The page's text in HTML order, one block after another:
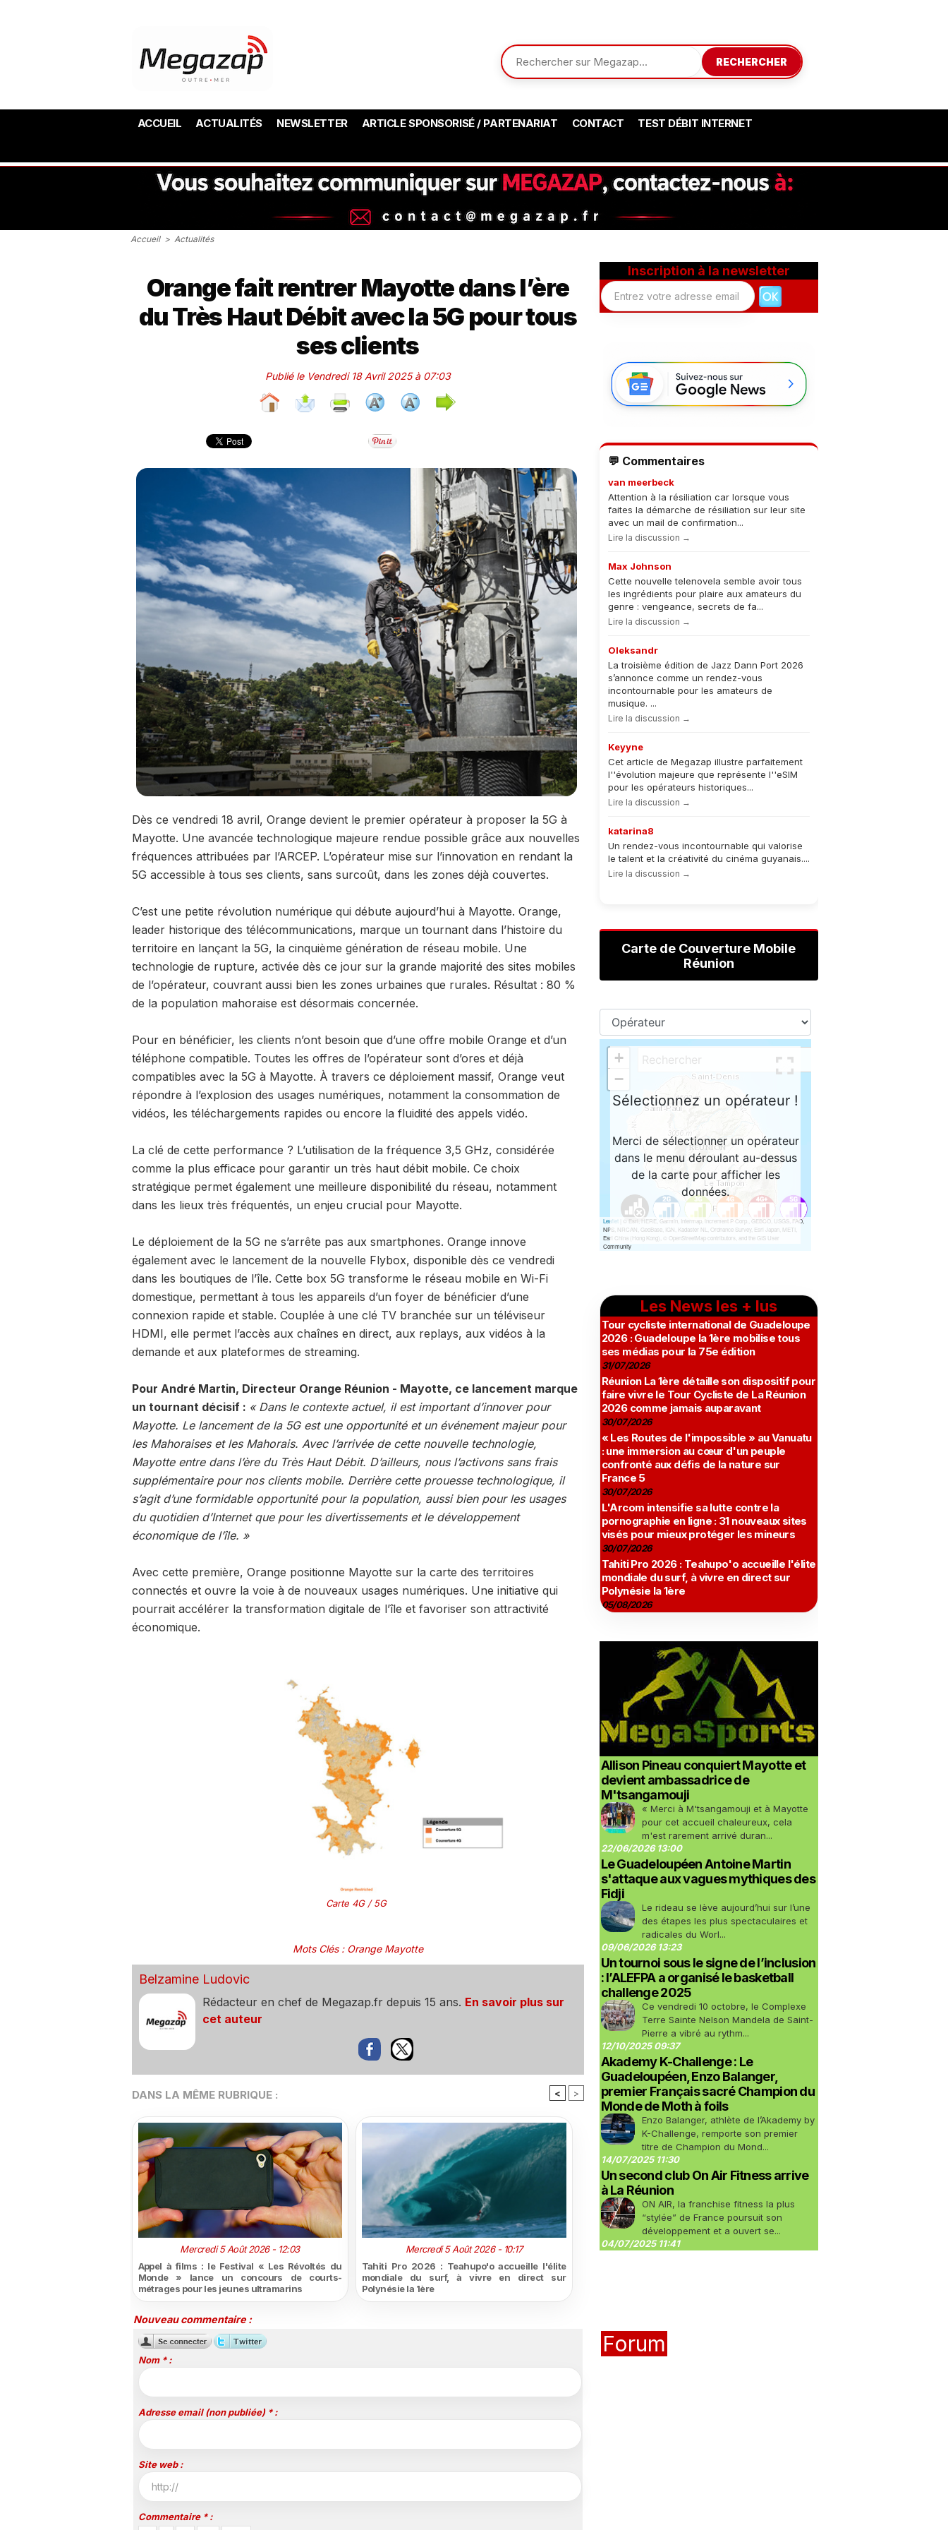
RECHERCHER
ACCUEIL ACTUALITÉS NEWSLETTER ARTICLE SPONSORISÉ / PARTENARIAT CONTACT TEST DÉBIT INTERNET
Accueil > Actualités
Orange fait rentrer Mayotte dans l’ère
du Très Haut Débit avec la 5G pour tous
ses clients
Publié le Vendredi 18 Avril 2025 à 07:03
Dès ce vendredi 18 avril, Orange devient le premier opérateur à proposer la 5G à
Mayotte. Une avancée technologique majeure rendue possible grâce aux nouvelles
fréquences attribuées par l’ARCEP. L’opérateur mise sur l’innovation en rendant la
5G accessible à tous ses clients, sans surcoût, dans les zones déjà couvertes.
C’est une petite révolution numérique qui débute aujourd’hui à Mayotte. Orange,
leader historique des télécommunications, marque un tournant dans l’histoire du
territoire en lançant la 5G, la cinquième génération de réseau mobile. Une
technologie de rupture, activée dès ce jour sur la grande majorité des sites mobiles
de l’opérateur, couvrant aussi bien les zones urbaines que rurales. Résultat : 80 %
de la population mahoraise est désormais concernée.
Pour en bénéficier, les clients n’ont besoin que d’une offre mobile Orange et d’un
téléphone compatible. Toutes les offres de l’opérateur sont d’ores et déjà
compatibles avec la 5G à Mayotte. À travers ce déploiement massif, Orange veut
répondre à l’explosion des usages numériques, notamment la consommation de
vidéos, les téléchargements rapides ou encore la fluidité des appels vidéo.
La clé de cette performance ? L’utilisation de la fréquence 3,5 GHz, considérée
comme la plus efficace pour garantir un très haut débit mobile. Ce choix
stratégique permet également une meilleure disponibilité du réseau, notamment
dans les lieux très fréquentés, un enjeu crucial pour Mayotte.
Le déploiement de la 5G ne s’arrête pas aux smartphones. Orange innove
également avec le lancement de la nouvelle Flybox, disponible dès ce vendredi
dans les boutiques de l’île. Cette box 5G transforme le réseau mobile en Wi-Fi
domestique, permettant à tous les appareils d’un foyer de bénéficier d’une
connexion rapide et stable. Couplée à une clé TV branchée sur un téléviseur
HDMI, elle permet l’accès aux chaînes en direct, aux replays, aux vidéos à la
demande et aux plateformes de streaming.
Pour André Martin, Directeur Orange Réunion - Mayotte, ce lancement marque
un tournant décisif : « Dans le contexte actuel, il est important d’innover pour
Mayotte. Le lancement de la 5G est une opportunité et un événement majeur pour
les Mahoraises et les Mahorais. Avec l’arrivée de cette nouvelle technologie,
Mayotte entre dans l’ère du Très Haut Débit. D’ailleurs, nous l’activons sans frais
supplémentaire pour nos clients mobile. Derrière cette prouesse technologique, il
s’agit d’une formidable opportunité pour la population, aussi bien pour les usages
du quotidien d’Internet que pour les divertissements et le développement
économique de l’île. »
Avec cette première, Orange positionne Mayotte sur la carte des territoires
connectés et ouvre la voie à de nouveaux usages numériques. Une initiative qui
pourrait accélérer la transformation digitale de l’île et favoriser son attractivité
économique.
Carte 4G / 5G
Mots Clés: Orange Mayotte
Belzamine Ludovic
Rédacteur en chef de Megazap.fr depuis 15 ans. En savoir plus sur
cet auteur
DANS LA MÊME RUBRIQUE : < >
Mercredi 5 Août 2026 - 12:03
Appel à films : le Festival « Les Révoltés du
Monde » lance un concours de courts-
métrages pour les jeunes ultramarins
Mercredi 5 Août 2026 - 10:17
Tahiti Pro 2026 : Teahupo'o accueille l'élite
mondiale du surf, à vivre en direct sur
Polynésie la 1ère
Nouveau commentaire :
Nom * :
Adresse email (non publiée) * :
Site web :
Commentaire * :
Inscription à la newsletter
💬 Commentaires
van meerbeck
Attention à la résiliation car lorsque vous
faites la démarche de résiliation sur leur site
avec un mail de confirmation...
Lire la discussion →
Max Johnson
Cette nouvelle telenovela semble avoir tous
les ingrédients pour plaire aux amateurs du
genre : vengeance, secrets de fa...
Lire la discussion →
Oleksandr
La troisième édition de Jazz Dann Port 2026
s’annonce comme un rendez-vous
incontournable pour les amateurs de
musique. ...
Lire la discussion →
Keyyne
Cet article de Megazap illustre parfaitement
l''évolution majeure que représente l''eSIM
pour les opérateurs historiques...
Lire la discussion →
katarina8
Un rendez-vous incontournable qui valorise
le talent et la créativité du cinéma guyanais....
Lire la discussion →
Carte de Couverture Mobile
Réunion
Les News les + lus
Tour cycliste international de Guadeloupe
2026 : Guadeloupe la 1ère mobilise tous
ses médias pour la 75e édition
31/07/2026
Réunion La 1ère détaille son dispositif pour
faire vivre le Tour Cycliste de La Réunion
2026 comme jamais auparavant
30/07/2026
« Les Routes de l'impossible » au Vanuatu
: une immersion au cœur d'un peuple
confronté aux défis de la nature sur
France 5
30/07/2026
L'Arcom intensifie sa lutte contre la
pornographie en ligne : 31 nouveaux sites
visés pour mieux protéger les mineurs
30/07/2026
Tahiti Pro 2026 : Teahupo'o accueille l'élite
mondiale du surf, à vivre en direct sur
Polynésie la 1ère
05/08/2026
Allison Pineau conquiert Mayotte et
devient ambassadrice de
M'tsangamouji
« Merci à M'tsangamouji et à Mayotte
pour cet accueil chaleureux, cela
m'est rarement arrivé duran...
22/06/2026 13:00
Le Guadeloupéen Antoine Martin
s'attaque aux vagues mythiques des
Fidji
Le rideau se lève aujourd’hui sur l’une
des étapes les plus spectaculaires et
radicales du Worl...
09/06/2026 13:23
Un tournoi sous le signe de l’inclusion
: l’ALEFPA a organisé le basketball
challenge 2025
Ce vendredi 10 octobre, le Complexe
Terre Sainte Nelson Mandela de Saint-
Pierre a vibré au rythm...
12/10/2025 09:37
Akademy K-Challenge : Le
Guadeloupéen, Enzo Balanger,
premier Français sacré Champion du
Monde de Moth à foils
Enzo Balanger, athlète de l’Akademy by
K-Challenge, remporte son premier
titre de Champion du Mond...
14/07/2025 11:30
Un second club On Air Fitness arrive
à La Réunion
ON AIR, la franchise fitness la plus
“stylée” de France poursuit son
développement et a ouvert se...
04/07/2025 11:41
Forum